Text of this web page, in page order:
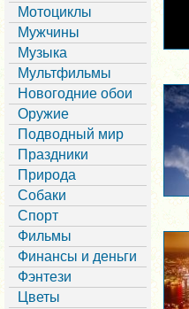
Мотоциклы
Мужчины
Музыка
Мультфильмы
Новогодние обои
Оружие
Подводный мир
Праздники
Природа
Собаки
Спорт
Фильмы
Финансы и деньги
Фэнтези
Цветы